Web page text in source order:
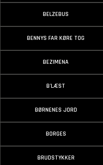
BELZEBUS
BENNYS FAR KØRE TOG
BEZIMENA
B'LÆST
BØRNENES JORD
BORGES
BRUDSTYKKER